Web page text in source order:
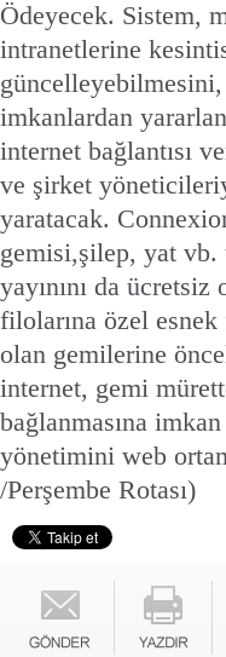
Ödeyecek. Sistem,
intranetlerine
imkanlardan
internet bağlantısı
ve şirket
yaratacak.
gemisi,şilep, yat vb.
yayınını da
filolarına özel
olan gemilerine
internet, gemi
bağlanmasına
yönetimini web
/Perşembe Rotası)